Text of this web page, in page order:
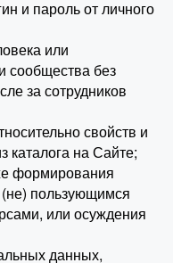
и пароль от личного
или
сообщества без
за сотрудников
свойств и
каталога на Сайте;
формирования
пользующимся
или осуждения
данных,